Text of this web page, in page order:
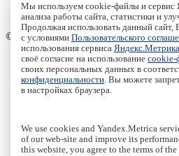
Access to the full text on the
© Institute of Computer Science
About Journal
Editorial Board
Author Information
Publishing Ethics
Authors
Archive
Мы используем cookie-файлы и сервис
анализа работы сайта, статистики и
Продолжая использовать данный сайт,
с условиями Пользовательского
использования сервиса Яндекс.Метрика
своё согласие на использование cookie-
своих персональных данных в
конфиденциальности . Вы можете
в настройках браузера.
We use cookies and Yandex.Metrica
of our web-site and improve its
this website, you agree to the terms of the